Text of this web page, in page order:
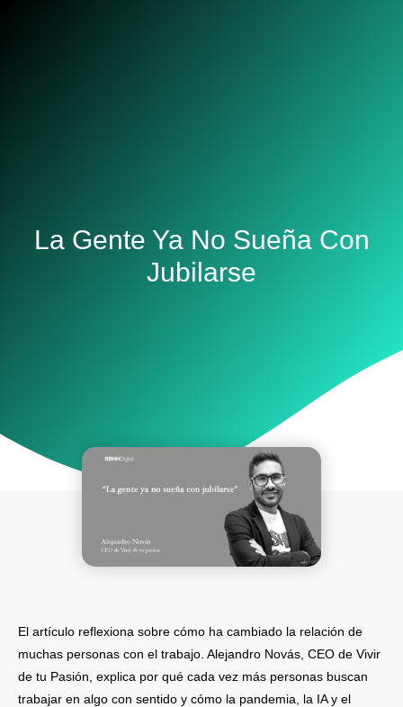
La Gente Ya No Sueña Con
Jubilarse
El artículo reflexiona sobre cómo ha cambiado la relación de
muchas personas con el trabajo. Alejandro Novás, CEO de Vivir
de tu Pasión, explica por qué cada vez más personas buscan
trabajar en algo con sentido y cómo la pandemia, la IA y el